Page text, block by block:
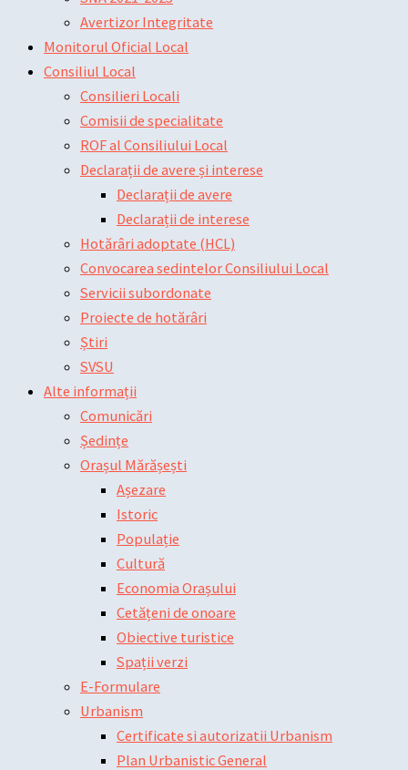
Avertizor Integritate
Monitorul Oficial Local
Consiliul Local
Consilieri Locali
Comisii de specialitate
ROF al Consiliului Local
Declarații de avere și interese
Declarații de avere
Declarații de interese
Hotărâri adoptate (HCL)
Convocarea sedintelor Consiliului Local
Servicii subordonate
Proiecte de hotărâri
Știri
SVSU
Alte informații
Comunicări
Ședințe
Orașul Mărășești
Așezare
Istoric
Populație
Cultură
Economia Orașului
Cetățeni de onoare
Obiective turistice
Spații verzi
E-Formulare
Urbanism
Certificate si autorizatii Urbanism
Plan Urbanistic General